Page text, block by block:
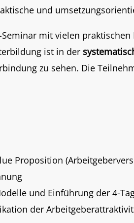
und
mit vielen
ist in der
zu sehen. Die
Proposition
und Einführung der 4-
der